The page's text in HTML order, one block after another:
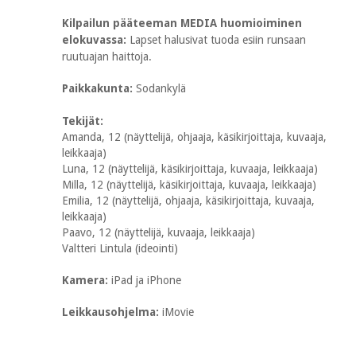
Kilpailun pääteeman MEDIA huomioiminen
elokuvassa: Lapset halusivat tuoda esiin runsaan
ruutuajan haittoja.
Paikkakunta: Sodankylä
Tekijät:
Amanda, 12 (näyttelijä, ohjaaja, käsikirjoittaja, kuvaaja,
leikkaaja)
Luna, 12 (näyttelijä, käsikirjoittaja, kuvaaja, leikkaaja)
Milla, 12 (näyttelijä, käsikirjoittaja, kuvaaja, leikkaaja)
Emilia, 12 (näyttelijä, ohjaaja, käsikirjoittaja, kuvaaja,
leikkaaja)
Paavo, 12 (näyttelijä, kuvaaja, leikkaaja)
Valtteri Lintula (ideointi)
Kamera: iPad ja iPhone
Leikkausohjelma: iMovie